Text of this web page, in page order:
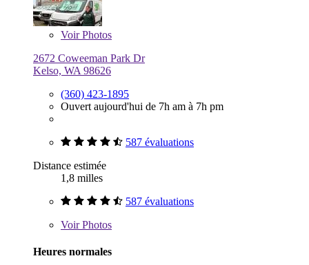
VoirPhotos
2672 Coweeman Park Dr
Kelso, WA 98626
(360) 423-1895
Ouvert aujourd'hui de 7h am à 7h pm
587 évaluations
Distance estimée
1,8 milles
587 évaluations
VoirPhotos
Heures normales